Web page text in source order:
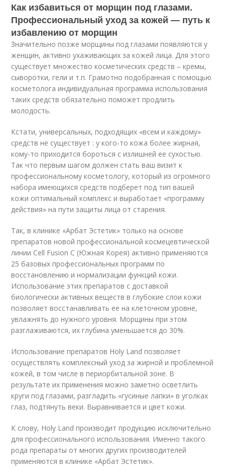
Как избавиться от морщин под глазами.
Профессиональный уход за кожей — путь к
избавлению от морщин
Значительно позже морщины под глазами появляются у
женщин, активно ухаживающих за кожей лица. Для этого
существует множество косметических средств – кремы,
сыворотки, гели и т.п. Грамотно подобранная с помощью
косметолога индивидуальная программа использования
таких средств обязательно поможет продлить
молодость.
Кстати, универсальных, подходящих «всем и каждому»
средств не существует : у кого-то кожа более жирная,
кому-то приходится бороться с излишней ее сухостью.
Так что первым шагом должен стать ваш визит к
профессиональному косметологу, который из огромного
набора имеющихся средств подберет под тип вашей
кожи оптимальный комплекс и выработает «программу
действия» на пути защиты лица от старения.
Так, в клинике «Арбат Эстетик» только на основе
препаратов новой профессиональной космецевтической
линии Cell Fusion C (Южная Корея) активно применяются
25 базовых профессиональных программ по
восстановлению и нормализации функций кожи.
Использование этих препаратов с доставкой
биологически активных веществ в глубокие слои кожи
позволяет восстанавливать ее на клеточном уровне,
увлажнять до нужного уровня. Морщины при этом
разглаживаются, их глубина уменьшается до 30%.
Использование препаратов Holy Land позволяет
осуществлять комплексный уход за жирной и проблемной
кожей, в том числе в периорбитальной зоне. В
результате их применения можно заметно осветлить
круги под глазами, разгладить «гусиные лапки» в уголках
глаз, подтянуть веки. Выравнивается и цвет кожи.
К слову, Holy Land производит продукцию исключительно
для профессионального использования. Именно такого
рода препараты от многих других производителей
применяются в клинике «Арбат Эстетик».